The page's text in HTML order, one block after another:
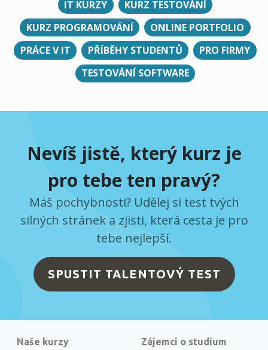
IT KURZY
KURZ TESTOVÁNÍ
KURZ PROGRAMOVÁNÍ
ONLINE PORTFOLIO
PRÁCE V IT
PŘÍBĚHY STUDENTŮ
PRO FIRMY
TESTOVÁNÍ SOFTWARE
Nevíš jistě, který kurz je
pro tebe ten pravý?
Máš pochybnosti? Udělej si test tvých
silných stránek a zjisti, která cesta je pro
tebe nejlepší.
SPUSTIT TALENTOVÝ TEST
Naše kurzy Zájemci o studium